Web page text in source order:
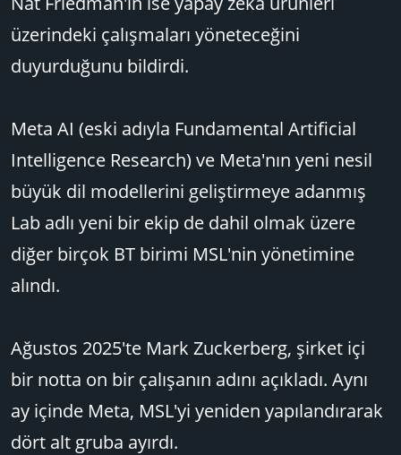
üzerindeki çalışmaları yöneteceğini
duyurduğunu bildirdi.
Meta AI (eski adıyla Fundamental Artificial
Intelligence Research) ve Meta'nın yeni nesil
büyük dil modellerini geliştirmeye adanmış
Lab adlı yeni bir ekip de dahil olmak üzere
diğer birçok BT birimi MSL'nin yönetimine
alındı.
Ağustos 2025'te Mark Zuckerberg, şirket içi
bir notta on bir çalışanın adını açıkladı. Aynı
ay içinde Meta, MSL'yi yeniden yapılandırarak
dört alt gruba ayırdı.